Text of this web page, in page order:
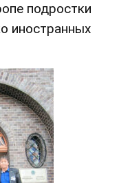
подростки
иностранных